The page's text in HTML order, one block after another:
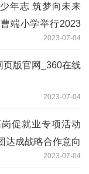
年志 筑梦向未来
端小学举行2023
2023-07-04
版官网_360在线
2023-07-04
促就业专项活动
成战略合作意向
2023-07-04